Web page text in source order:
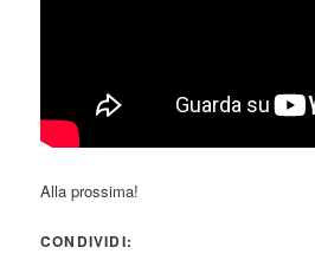
Alla prossima!
CONDIVIDI: